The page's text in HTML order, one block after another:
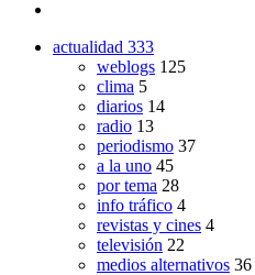
actualidad 333
weblogs 125
clima 5
diarios 14
radio 13
periodismo 37
a la uno 45
por tema 28
info tráfico 4
revistas y cines 4
televisión 22
medios alternativos 36